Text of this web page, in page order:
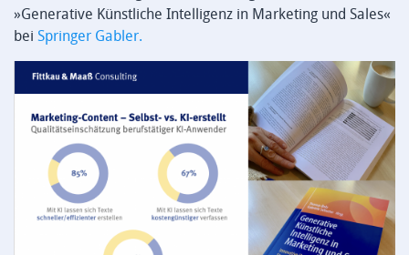
»Generative Künstliche Intelligenz in Marketing und Sales«
bei Springer Gabler.